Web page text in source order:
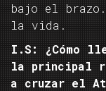
bajo el
la vida.
I.S: ¿Cómo
la principal
a cruzar el